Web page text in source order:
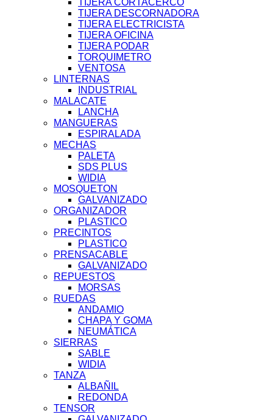
TIJERA CORTACERCO
TIJERA DESCORNADORA
TIJERA ELECTRICISTA
TIJERA OFICINA
TIJERA PODAR
TORQUIMETRO
VENTOSA
LINTERNAS
INDUSTRIAL
MALACATE
LANCHA
MANGUERAS
ESPIRALADA
MECHAS
PALETA
SDS PLUS
WIDIA
MOSQUETON
GALVANIZADO
ORGANIZADOR
PLASTICO
PRECINTOS
PLASTICO
PRENSACABLE
GALVANIZADO
REPUESTOS
MORSAS
RUEDAS
ANDAMIO
CHAPA Y GOMA
NEUMÁTICA
SIERRAS
SABLE
WIDIA
TANZA
ALBAÑIL
REDONDA
TENSOR